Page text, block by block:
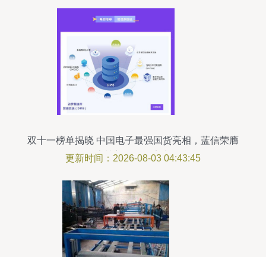
双十一榜单揭晓 中国电子最强国货亮相，蓝信荣膺
上榜彰显研发实力
更新时间：2026-08-03 04:43:45